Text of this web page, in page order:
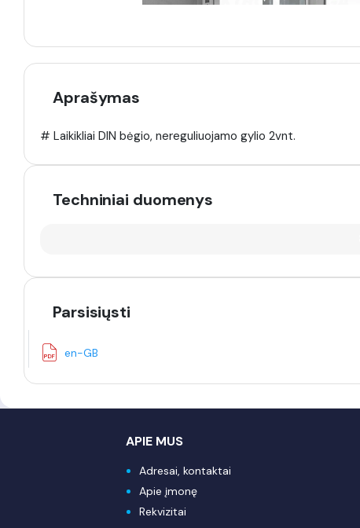
Aprašymas
# Laikikliai DIN bėgio, nereguliuojamo gylio 2vnt.
Techniniai duomenys
Parsisiųsti
en-GB
APIE MUS
Adresai, kontaktai
Apie įmonę
Rekvizitai